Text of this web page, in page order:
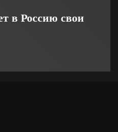
в Россию свои